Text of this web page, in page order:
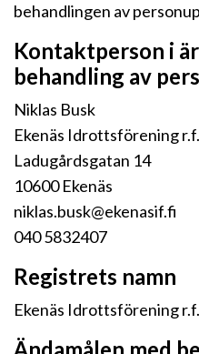
behandlingen av
Kontaktperson i
behandling av
Niklas Busk
Ekenäs Idrottsförening r.f.
Ladugårdsgatan 14
10600 Ekenäs
niklas.busk@ekenasif.fi
040 5832407
Registrets namn
Ekenäs Idrottsförening